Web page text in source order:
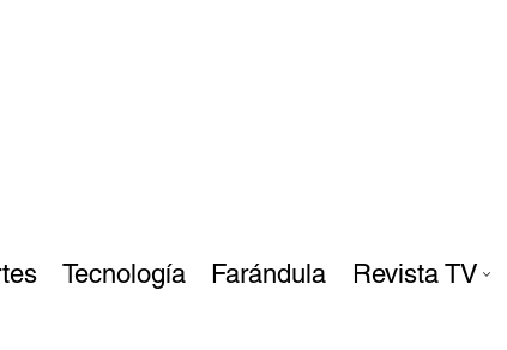
Tecnología Farándula Revista TV